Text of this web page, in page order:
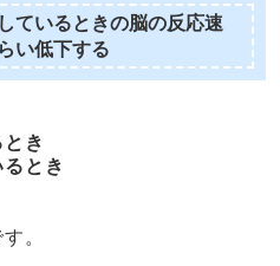
ているときの脳の反応速
い低下する
き
とき
。